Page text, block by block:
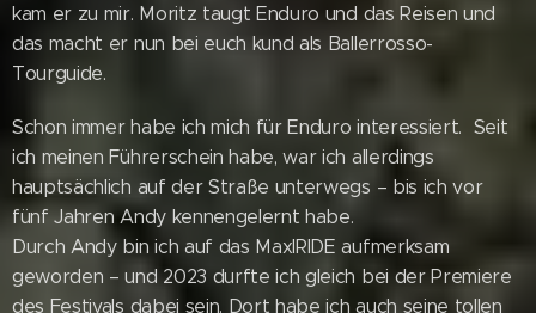
kam er zu mir. Moritz taugt Enduro und das Reisen und
das macht er nun bei euch kund als Ballerrosso-
Tourguide.
Schon immer habe ich mich für Enduro interessiert. Seit
ich meinen Führerschein habe, war ich allerdings
hauptsächlich auf der Straße unterwegs – bis ich vor
fünf Jahren Andy kennengelernt habe.
Durch Andy bin ich auf das MaxlRIDE aufmerksam
geworden – und 2023 durfte ich gleich bei der Premiere
des Festivals dabei sein. Dort habe ich auch seine tollen